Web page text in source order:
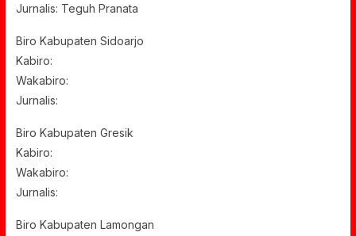
Jurnalis: Teguh Pranata
Biro Kabupaten Sidoarjo
Kabiro:
Wakabiro:
Jurnalis:
Biro Kabupaten Gresik
Kabiro:
Wakabiro:
Jurnalis:
Biro Kabupaten Lamongan